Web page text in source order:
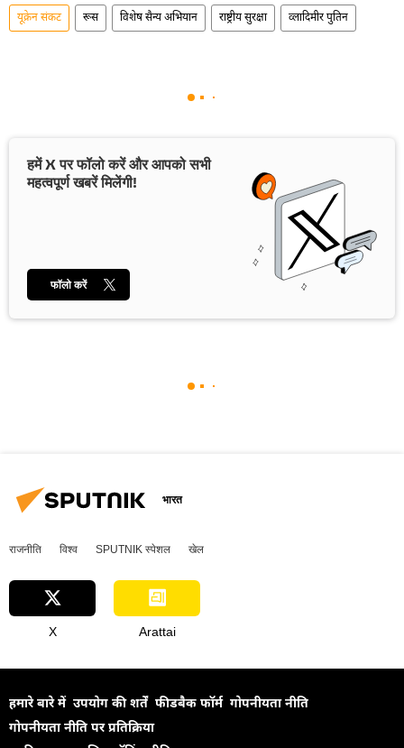
यूक्रेन संकट रूस विशेष सैन्य अभियान राष्ट्रीय सुरक्षा व्लादिमीर पुतिन
हमें X पर फॉलो करें और आपको सभी
महत्वपूर्ण खबरें मिलेंगी!
फॉलो करें
भारत
राजनीति विश्व SPUTNIK स्पेशल खेल
X Arattai
हमारे बारे में उपयोग की शर्तें फीडबैक फॉर्म गोपनीयता नीति
गोपनीयता नीति पर प्रतिक्रिया